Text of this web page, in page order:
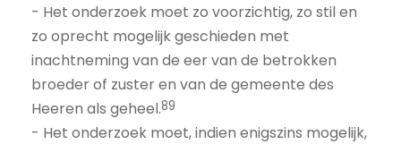
- Het onderzoek moet zo voorzichtig, zo stil en
zo oprecht mogelijk geschieden met
inachtneming van de eer van de betrokken
broeder of zuster en van de gemeente des
Heeren als geheel.89
- Het onderzoek moet, indien enigszins mogelijk,